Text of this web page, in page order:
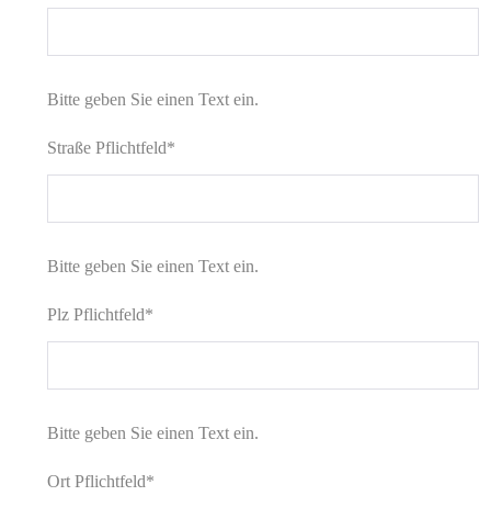
Bitte geben Sie einen Text ein.
Straße Pflichtfeld*
Bitte geben Sie einen Text ein.
Plz Pflichtfeld*
Bitte geben Sie einen Text ein.
Ort Pflichtfeld*